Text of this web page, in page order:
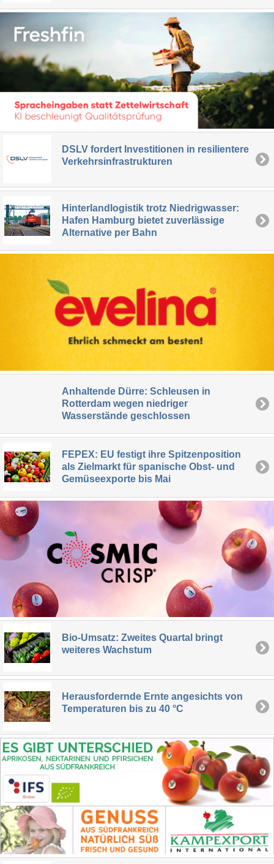
DSLV fordert Investitionen in resilientere
Verkehrsinfrastrukturen
Hinterlandlogistik trotz Niedrigwasser:
Hafen Hamburg bietet zuverlässige
Alternative per Bahn
Anhaltende Dürre: Schleusen in
Rotterdam wegen niedriger
Wasserstände geschlossen
FEPEX: EU festigt ihre Spitzenposition
als Zielmarkt für spanische Obst- und
Gemüseexporte bis Mai
Bio-Umsatz: Zweites Quartal bringt
weiteres Wachstum
Herausfordernde Ernte angesichts von
Temperaturen bis zu 40 °C